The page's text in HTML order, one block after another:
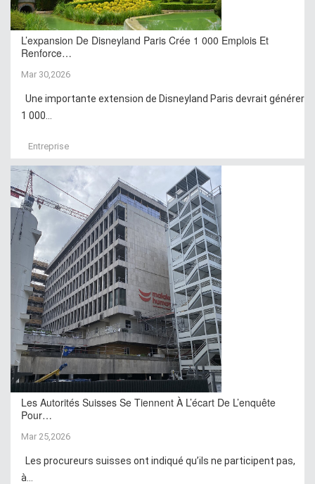
L’expansion De Disneyland Paris Crée 1 000 Emplois Et
Renforce…
Mar 30,2026
Une importante extension de Disneyland Paris devrait générer
1 000...
Entreprise
Les Autorités Suisses Se Tiennent À L’écart De L’enquête
Pour…
Mar 25,2026
Les procureurs suisses ont indiqué qu’ils ne participent pas,
à...